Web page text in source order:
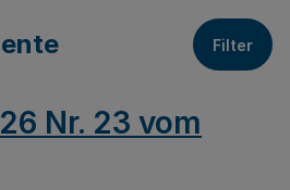
Filter
Nr. 23 vom